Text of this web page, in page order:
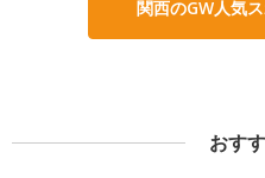
関西のGW人気
おす